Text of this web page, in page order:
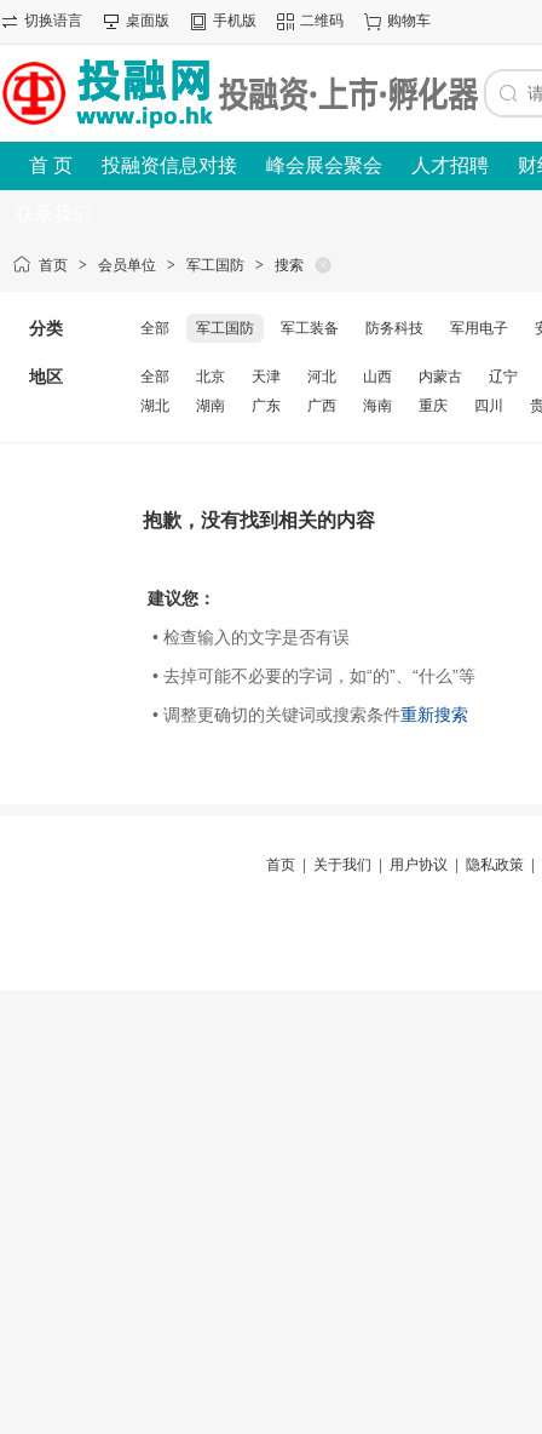
切换语言 桌面版 手机版 二维码 购物车
首 页 投融资信息对接 峰会展会聚会 人才招聘 财
首页 > 会员单位 > 军工国防 > 搜索
分类 全部 军工国防 军工装备 防务科技 军用电子
地区 全部 北京 天津 河北 山西 内蒙古
辽宁
湖北
湖南 广东 广西 海南 重庆 四川
抱歉，没有找到相关的内容
建议您：
• 检查输入的文字是否有误
• 去掉可能不必要的字词，如“的”、“什么”等
• 调整更确切的关键词或搜索条件重新搜索
首页 关于我们 用户协议 隐私政策